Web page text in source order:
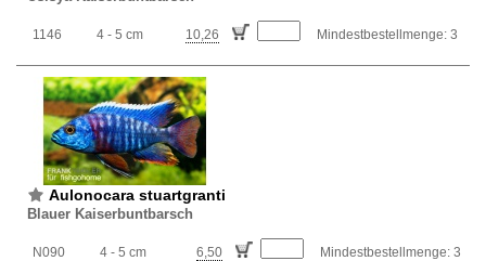
1146 4 - 5 cm 10,26 Mindestbestellmenge: 3
Aulonocara stuartgranti
Blauer Kaiserbuntbarsch
N090 4 - 5 cm 6,50 Mindestbestellmenge: 3